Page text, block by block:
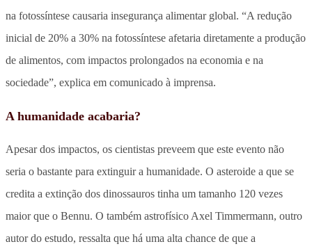
na fotossíntese causaria insegurança alimentar global. “A redução
inicial de 20% a 30% na fotossíntese afetaria diretamente a produção
de alimentos, com impactos prolongados na economia e na
sociedade”, explica em comunicado à imprensa.
A humanidade acabaria?
Apesar dos impactos, os cientistas preveem que este evento não
seria o bastante para extinguir a humanidade. O asteroide a que se
credita a extinção dos dinossauros tinha um tamanho 120 vezes
maior que o Bennu. O também astrofísico Axel Timmermann, outro
autor do estudo, ressalta que há uma alta chance de que a